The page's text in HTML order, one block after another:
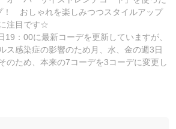
！ おしゃれを楽しみつつスタイルアップ
注目です☆
：00に最新コーデを更新していますが、
ス感染症の影響のため月、水、金の週3日
のため、本来の7コーデを3コーデに変更し